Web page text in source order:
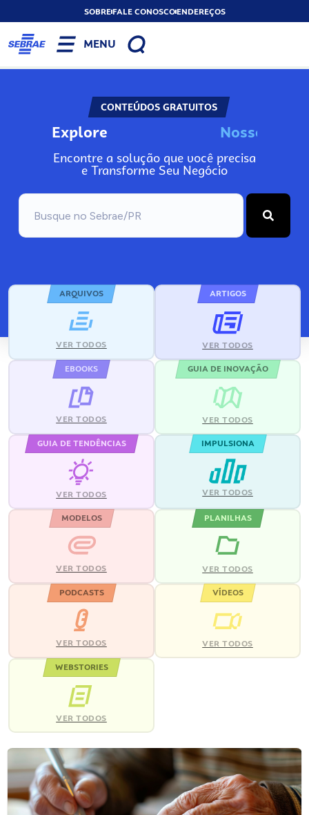
SOBREFALE CONOSCOENDEREÇOS
MENU
CONTEÚDOS GRATUITOS
Explore Nosso
Encontre a solução que você precisa
e Transforme Seu Negócio
ARQUIVOS
VER TODOS
ARTIGOS
VER TODOS
EBOOKS
VER TODOS
GUIA DE INOVAÇÃO
VER TODOS
GUIA DE TENDÊNCIAS
VER TODOS
IMPULSIONA
VER TODOS
MODELOS
VER TODOS
PLANILHAS
VER TODOS
PODCASTS
VER TODOS
VÍDEOS
VER TODOS
WEBSTORIES
VER TODOS